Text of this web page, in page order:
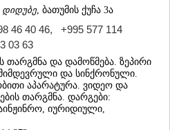
დიდუბე , ბათუმის ქუჩა 3ა
46 40 46, +995 577 114
03 63
თარგმნა და დამოწმება. ზეპირი
და სინქრონული.
აპარატურა. ვიდეო და
თარგმნა. დარგები:
იურიდიული,